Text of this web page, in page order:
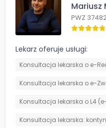
Mariusz
PWZ
Lekarz oferuje usługi:
Konsultacja lekarska o e-
Konsultacja lekarska o e-
Konsultacja lekarska o L4
⁠Konsultacja lekarska: